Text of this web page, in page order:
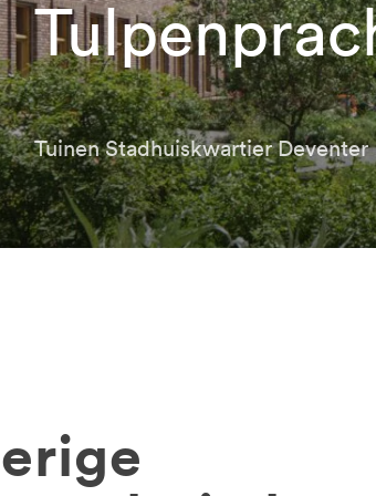
Tuinen Stadhuiskwartier Deventer